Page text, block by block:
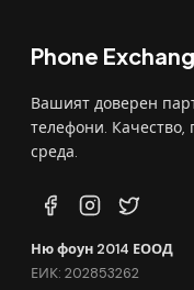
Phone
Вашият доверен
телефони. Качество,
среда.
Ню фоун 2014 ЕООД
ЕИК: 202853262